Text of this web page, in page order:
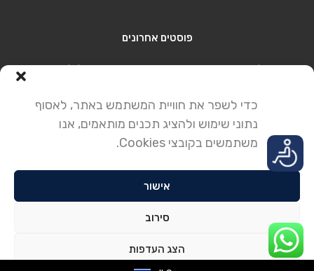
כדי לשפר את חוויית המשתמש באתר, לאסוף
נתוני שימוש ולהציג תכנים מותאמים, אנו
משתמשים בקובצי Cookies.
אישור
סירוב
הצג העדפות
פוסטים אחרונים
בתים למכירה בקיסריה – מדריך פרקטי עם דוגמה לוילה יוקרתית
בתים למכירה בקיסריה – יוקרה, איכות חיים והשקעה חכמה
קיסריה שכונה 12 (הטבע) – שילוב מושלם של טבע, קהילה ומיקום
האתר הוקם על ידי POUNKOM